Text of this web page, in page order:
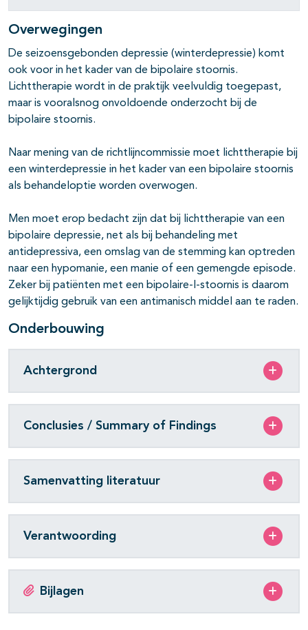
Overwegingen
De seizoensgebonden depressie (winterdepressie) komt
ook voor in het kader van de bipolaire stoornis.
Lichttherapie wordt in de praktijk veelvuldig toegepast,
maar is vooralsnog onvoldoende onderzocht bij de
bipolaire stoornis.
Naar mening van de richtlijncommissie moet lichttherapie bij
een winterdepressie in het kader van een bipolaire stoornis
als behandeloptie worden overwogen.
Men moet erop bedacht zijn dat bij lichttherapie van een
bipolaire depressie, net als bij behandeling met
antidepressiva, een omslag van de stemming kan optreden
naar een hypomanie, een manie of een gemengde episode.
Zeker bij patiënten met een bipolaire-I-stoornis is daarom
gelijktijdig gebruik van een antimanisch middel aan te raden.
Onderbouwing
Achtergrond
Conclusies / Summary of Findings
Samenvatting literatuur
Verantwoording
Bijlagen